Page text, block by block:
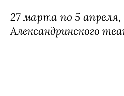
27 марта по 5 апреля,
Александринского